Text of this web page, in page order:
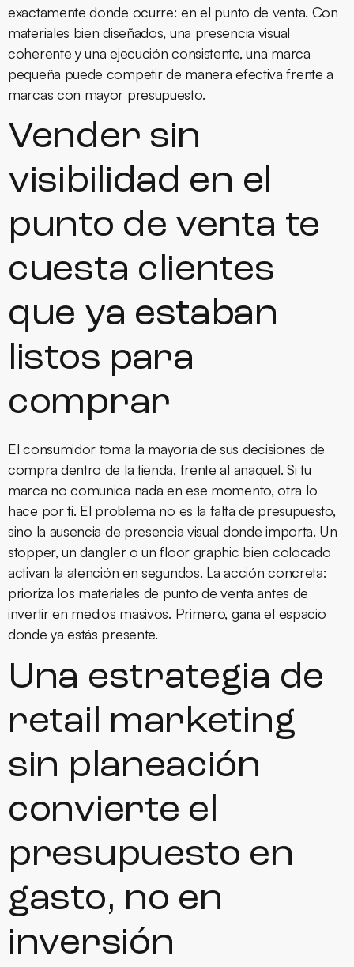
exactamente donde ocurre: en el punto de venta. Con
materiales bien diseñados, una presencia visual
coherente y una ejecución consistente, una marca
pequeña puede competir de manera efectiva frente a
marcas con mayor presupuesto.
Vender sin
visibilidad en el
punto de venta te
cuesta clientes
que ya estaban
listos para
comprar
El consumidor toma la mayoría de sus decisiones de
compra dentro de la tienda, frente al anaquel. Si tu
marca no comunica nada en ese momento, otra lo
hace por ti. El problema no es la falta de presupuesto,
sino la ausencia de presencia visual donde importa. Un
stopper, un dangler o un floor graphic bien colocado
activan la atención en segundos. La acción concreta:
prioriza los materiales de punto de venta antes de
invertir en medios masivos. Primero, gana el espacio
donde ya estás presente.
Una estrategia de
retail marketing
sin planeación
convierte el
presupuesto en
gasto, no en
inversión